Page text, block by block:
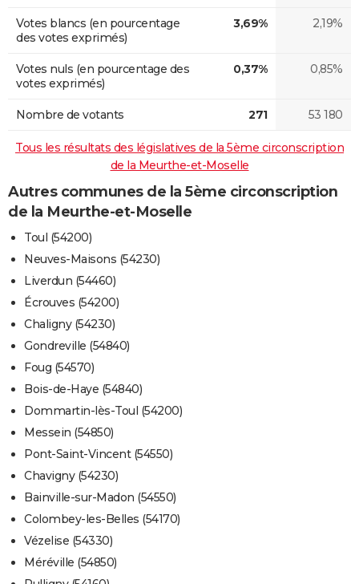
Votes blancs (en pourcentage
des votes exprimés)
3,69% 2,19%
Votes nuls (en pourcentage des
votes exprimés)
0,37% 0,85%
Nombre de votants 271 53 180
Tous les résultats des législatives de la 5ème circonscription
de la Meurthe-et-Moselle
Autres communes de la 5ème circonscription
de la Meurthe-et-Moselle
Toul (54200)
Neuves-Maisons (54230)
Liverdun (54460)
Écrouves (54200)
Chaligny (54230)
Gondreville (54840)
Foug (54570)
Bois-de-Haye (54840)
Dommartin-lès-Toul (54200)
Messein (54850)
Pont-Saint-Vincent (54550)
Chavigny (54230)
Bainville-sur-Madon (54550)
Colombey-les-Belles (54170)
Vézelise (54330)
Méréville (54850)